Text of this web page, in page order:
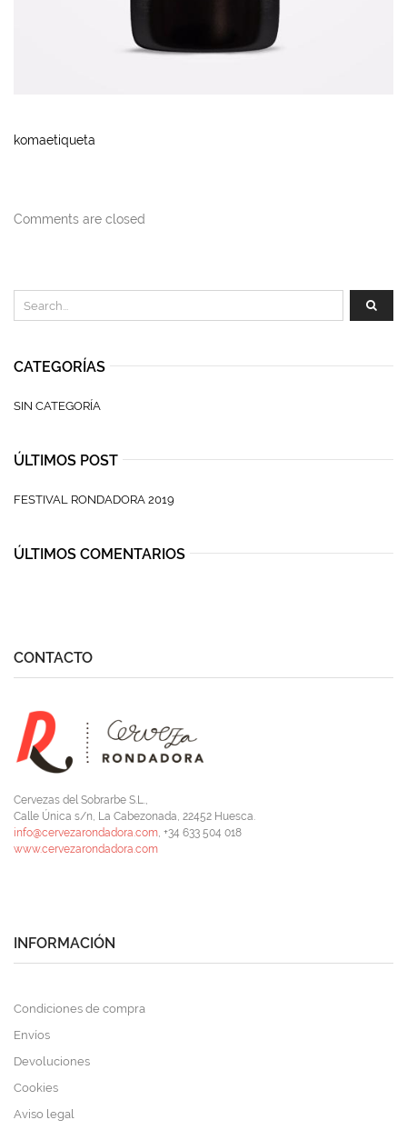
komaetiqueta
Comments are closed
CATEGORÍAS
SIN CATEGORÍA
ÚLTIMOS POST
FESTIVAL RONDADORA 2019
ÚLTIMOS COMENTARIOS
CONTACTO
Cervezas del Sobrarbe S.L.,
Calle Única s/n, La Cabezonada, 22452 Huesca.
info@cervezarondadora.com, +34 633 504 018
www.cervezarondadora.com
INFORMACIÓN
Condiciones de compra
Envíos
Devoluciones
Cookies
Aviso legal